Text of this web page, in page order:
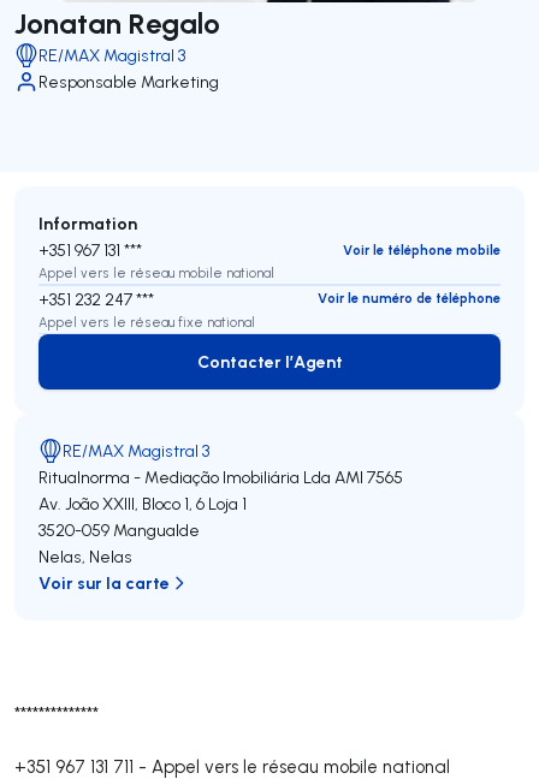
Jonatan Regalo
RE/MAX Magistral 3
Responsable Marketing
**************
+351 967 131 711 - Appel vers le réseau mobile national
Information
+351 967 131 ***
Voir le téléphone mobile
Appel vers le réseau mobile national
+351 232 247 ***
Voir le numéro de téléphone
Appel vers le réseau fixe national
Contacter l’Agent
Contacter l’Agent
RE/MAX Magistral 3
Ritualnorma - Mediação Imobiliária Lda AMI 7565
Av. João XXIII, Bloco 1, 6 Loja 1
3520-059 Mangualde
Nelas, Nelas
Voir sur la carte